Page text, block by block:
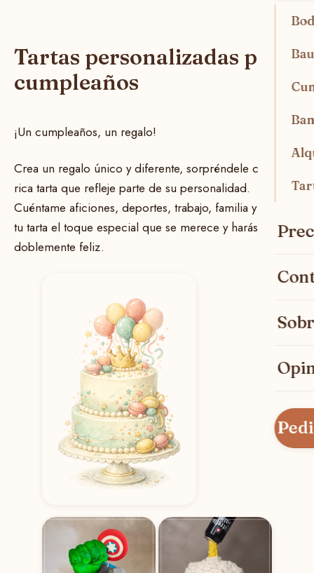
Tartas personalizadas para
cumpleaños
¡Un cumpleaños, un regalo!
Crea un regalo único y diferente, sorpréndele con una
rica tarta que refleje parte de su personalidad.
Cuéntame aficiones, deportes, trabajo, familia y daré a
tu tarta el toque especial que se merece y harás su día
doblemente feliz.